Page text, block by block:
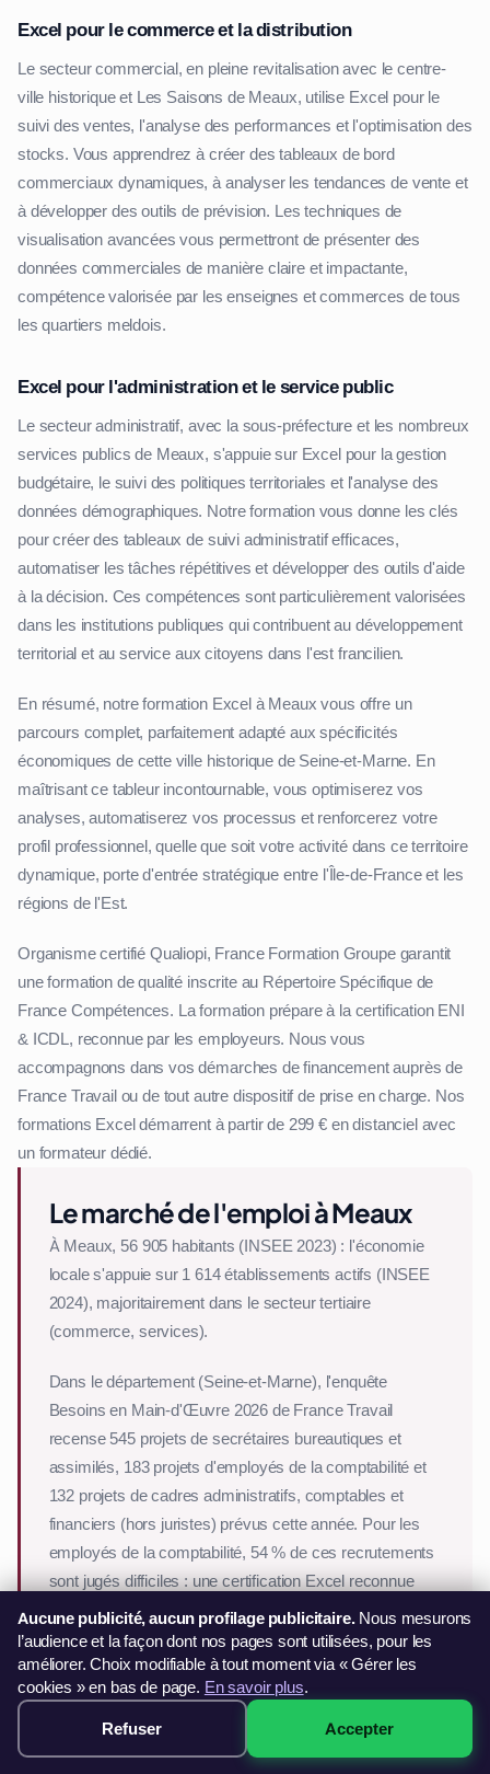
Excel pour le commerce et la distribution
Le secteur commercial, en pleine revitalisation avec le centre-
ville historique et Les Saisons de Meaux, utilise Excel pour le
suivi des ventes, l'analyse des performances et l'optimisation des
stocks. Vous apprendrez à créer des tableaux de bord
commerciaux dynamiques, à analyser les tendances de vente et
à développer des outils de prévision. Les techniques de
visualisation avancées vous permettront de présenter des
données commerciales de manière claire et impactante,
compétence valorisée par les enseignes et commerces de tous
les quartiers meldois.
Excel pour l'administration et le service public
Le secteur administratif, avec la sous-préfecture et les nombreux
services publics de Meaux, s'appuie sur Excel pour la gestion
budgétaire, le suivi des politiques territoriales et l'analyse des
données démographiques. Notre formation vous donne les clés
pour créer des tableaux de suivi administratif efficaces,
automatiser les tâches répétitives et développer des outils d'aide
à la décision. Ces compétences sont particulièrement valorisées
dans les institutions publiques qui contribuent au développement
territorial et au service aux citoyens dans l'est francilien.
En résumé, notre formation Excel à Meaux vous offre un
parcours complet, parfaitement adapté aux spécificités
économiques de cette ville historique de Seine-et-Marne. En
maîtrisant ce tableur incontournable, vous optimiserez vos
analyses, automatiserez vos processus et renforcerez votre
profil professionnel, quelle que soit votre activité dans ce territoire
dynamique, porte d'entrée stratégique entre l'Île-de-France et les
régions de l'Est.
Organisme certifié Qualiopi, France Formation Groupe garantit
une formation de qualité inscrite au Répertoire Spécifique de
France Compétences. La formation prépare à la certification ENI
& ICDL, reconnue par les employeurs. Nous vous
accompagnons dans vos démarches de financement auprès de
France Travail ou de tout autre dispositif de prise en charge. Nos
formations Excel démarrent à partir de 299 € en distanciel avec
un formateur dédié.
Le marché de l'emploi à Meaux
À Meaux, 56 905 habitants (INSEE 2023) : l'économie
locale s'appuie sur 1 614 établissements actifs (INSEE
2024), majoritairement dans le secteur tertiaire
(commerce, services).
Dans le département (Seine-et-Marne), l'enquête
Besoins en Main-d'Œuvre 2026 de France Travail
recense 545 projets de secrétaires bureautiques et
assimilés, 183 projets d'employés de la comptabilité et
132 projets de cadres administratifs, comptables et
financiers (hors juristes) prévus cette année. Pour les
employés de la comptabilité, 54 % de ces recrutements
sont jugés difficiles : une certification Excel reconnue
valorise nettement votre profil.
Projets de recrutement 2026 — Seine-et-Marne
Secrétaires bureautiques et assimilés
Cadres administratifs, comptables et financiers (h…
132 projets
Notre formation Excel certifiante (ENI/ICDL), à 299 €,
299€ · Voir les sessions →
Aucune publicité, aucun profilage publicitaire.Nous mesurons
l’audience et la façon dont nos pages sont utilisées, pour les
améliorer. Choix modifiable à tout moment via « Gérer les
cookies » en bas de page. En savoir plus.
Refuser Accepter